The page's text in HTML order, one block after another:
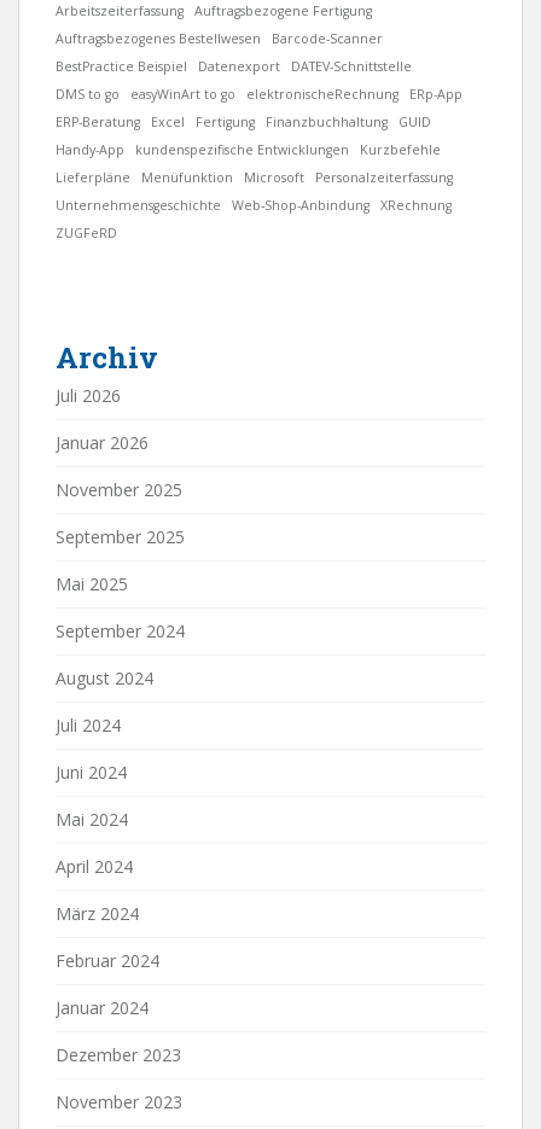
Arbeitszeiterfassung
Auftragsbezogene Fertigung
Auftragsbezogenes Bestellwesen
Barcode-Scanner
BestPractice Beispiel
Datenexport
DATEV-Schnittstelle
DMS to go
easyWinArt to go elektronischeRechnung
ERp-App
ERP-Beratung
Excel Fertigung Finanzbuchhaltung
GUID
Handy-App
kundenspezifische Entwicklungen
Kurzbefehle
Lieferpläne
Menüfunktion Microsoft
Personalzeiterfassung
Unternehmensgeschichte
Web-Shop-Anbindung
XRechnung
ZUGFeRD
Archiv
Juli 2026
Januar 2026
November 2025
September 2025
Mai 2025
September 2024
August 2024
Juli 2024
Juni 2024
Mai 2024
April 2024
März 2024
Februar 2024
Januar 2024
Dezember 2023
November 2023